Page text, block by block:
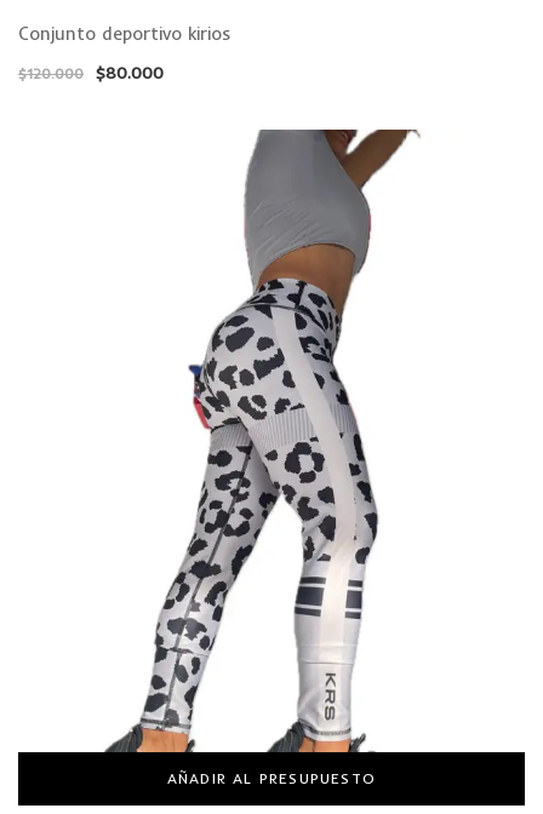
Conjunto deportivo kirios
$120.000 $80.000
AÑADIR AL PRESUPUESTO